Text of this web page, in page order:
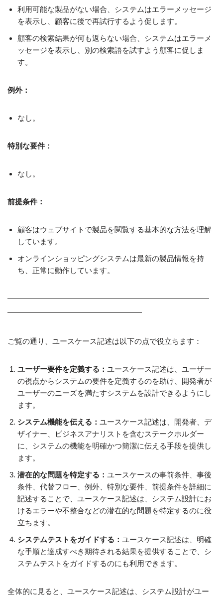
利用可能な製品がない場合、システムはエラーメッセージ
を表示し、顧客に後で再試行するよう促します。
顧客の検索結果が何も返らない場合、システムはエラーメ
ッセージを表示し、別の検索語を試すよう顧客に促しま
す。
例外：
なし。
特別な要件：
なし。
前提条件：
顧客はウェブサイトで製品を閲覧する基本的な方法を理解
しています。
オンラインショッピングシステムは最新の製品情報を持
ち、正常に動作しています。
———————————————————————————
——————————————————
ご覧の通り、ユースケース記述は以下の点で役立ちます：
ユーザー要件を定義する： ユースケース記述は、ユーザー
の視点からシステムの要件を定義するのを助け、開発者が
ユーザーのニーズを満たすシステムを設計できるようにし
ます。
システム機能を伝える： ユースケース記述は、開発者、デ
ザイナー、ビジネスアナリストを含むステークホルダー
に、システムの機能を明確かつ簡潔に伝える手段を提供し
ます。
潜在的な問題を特定する： ユースケースの事前条件、事後
条件、代替フロー、例外、特別な要件、前提条件を詳細に
記述することで、ユースケース記述は、システム設計にお
けるエラーや不整合などの潜在的な問題を特定するのに役
立ちます。
システムテストをガイドする： ユースケース記述は、明確
な手順と達成すべき期待される結果を提供することで、シ
ステムテストをガイドするのにも利用できます。
全体的に見ると、ユースケース記述は、システム設計がユー